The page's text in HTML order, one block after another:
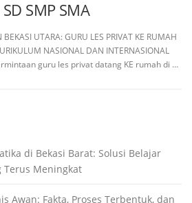
SMP SMA
UTARA: GURU LES PRIVAT KE RUMAH
NASIONAL DAN INTERNASIONAL
guru les privat datang KE rumah di …
di Bekasi Barat: Solusi Belajar
Terus Meningkat
Awan: Fakta, Proses Terbentuk, dan